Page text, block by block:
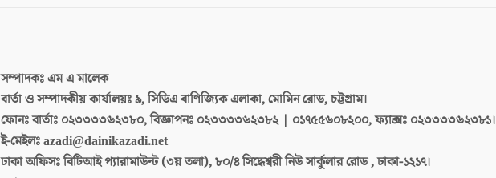
সম্পাদকঃএম এ মালেক
বার্তা ও সম্পাদকীয় কার্যালয়ঃ৯, সিডিএ বাণিজ্যিক এলাকা, মোমিন রোড, চট্টগ্রাম।
ফোনঃ বার্তাঃ ০২৩৩৩৩৬২৩৮০, বিজ্ঞাপনঃ ০২৩৩৩৩৬২৩৮২ | ০১৭৫৫৬০৮২০০, ফ্যাক্সঃ ০২৩৩৩৩৬২৩৮১।
ই-মেইলঃazadi@dainikazadi.net
ঢাকা অফিসঃবিটিআই প্যারামাউন্ট (৩য় তলা), ৮০/৪ সিদ্ধেশ্বরী নিউ সার্কুলার রোড , ঢাকা-১২১৭।